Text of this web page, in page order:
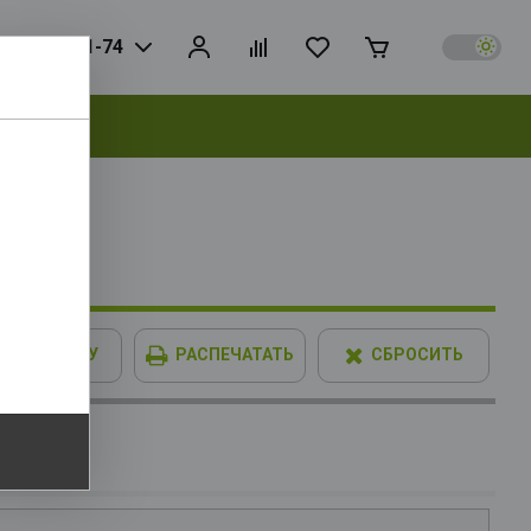
728-81-74
В КОРЗИНУ РАСПЕЧАТАТЬ СБРОСИТЬ